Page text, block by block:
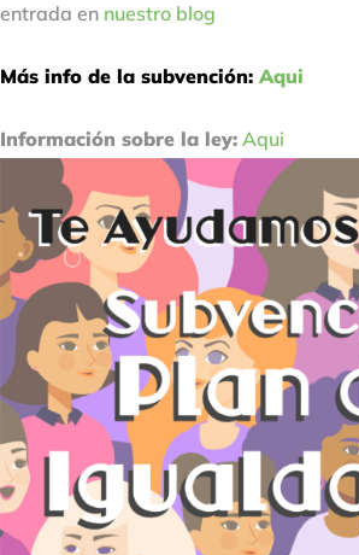
entrada en nuestro blog
Más info de la subvención: Aqui
Información sobre la ley: Aqui